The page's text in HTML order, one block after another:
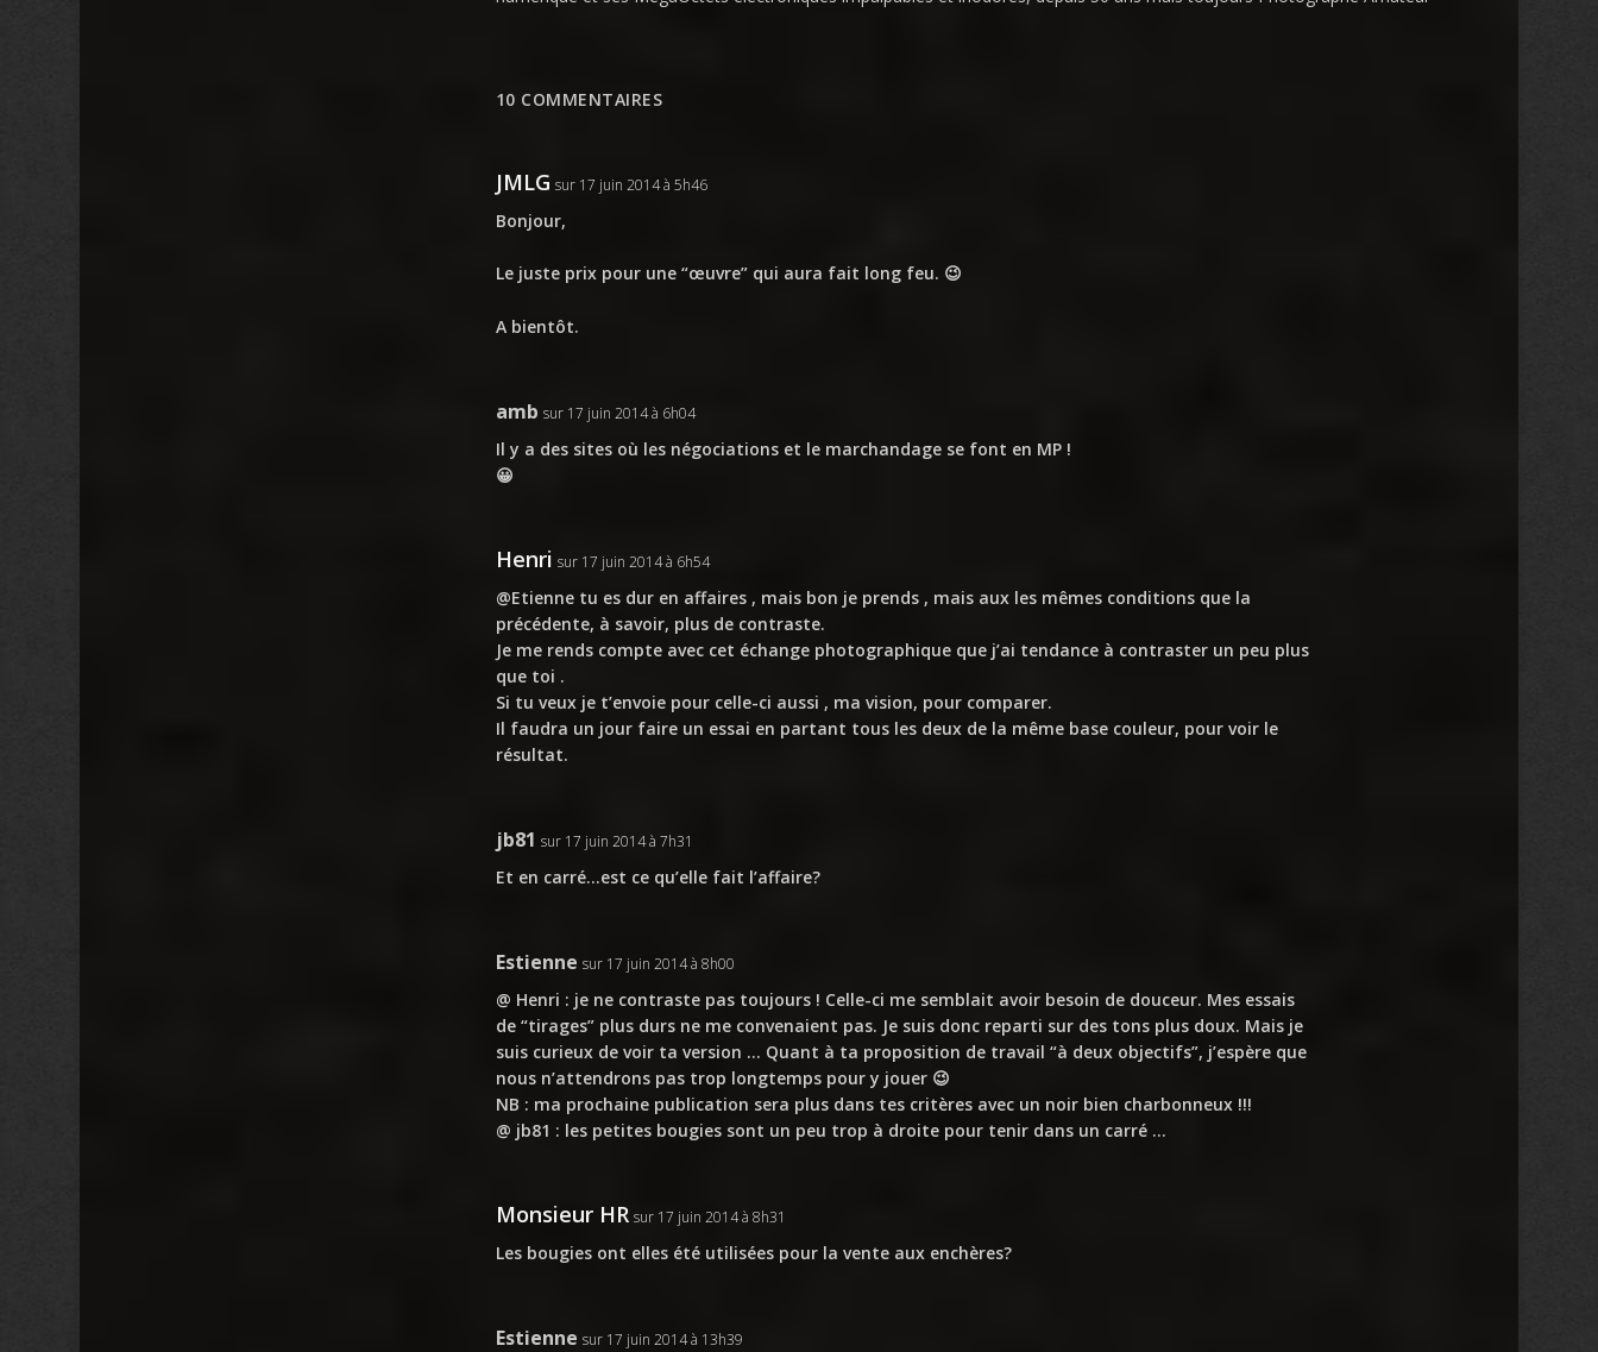
10 COMMENTAIRES
JMLG sur 17 juin 2014 à 5h46
Bonjour,
Le juste prix pour une “œuvre” qui aura fait long feu. 😉
A bientôt.
amb sur 17 juin 2014 à 6h04
Il y a des sites où les négociations et le marchandage se font en MP !
😀
Henri sur 17 juin 2014 à 6h54
@Etienne tu es dur en affaires , mais bon je prends , mais aux les mêmes conditions que la
précédente, à savoir, plus de contraste.
Je me rends compte avec cet échange photographique que j’ai tendance à contraster un peu plus
que toi .
Si tu veux je t’envoie pour celle-ci aussi , ma vision, pour comparer.
Il faudra un jour faire un essai en partant tous les deux de la même base couleur, pour voir le
résultat.
jb81 sur 17 juin 2014 à 7h31
Et en carré…est ce qu’elle fait l’affaire?
Estienne sur 17 juin 2014 à 8h00
@ Henri : je ne contraste pas toujours ! Celle-ci me semblait avoir besoin de douceur. Mes essais
de “tirages” plus durs ne me convenaient pas. Je suis donc reparti sur des tons plus doux. Mais je
suis curieux de voir ta version … Quant à ta proposition de travail “à deux objectifs”, j’espère que
nous n’attendrons pas trop longtemps pour y jouer 😉
NB : ma prochaine publication sera plus dans tes critères avec un noir bien charbonneux !!!
@ jb81 : les petites bougies sont un peu trop à droite pour tenir dans un carré …
Monsieur HR sur 17 juin 2014 à 8h31
Les bougies ont elles été utilisées pour la vente aux enchères?
Estienne sur 17 juin 2014 à 13h39